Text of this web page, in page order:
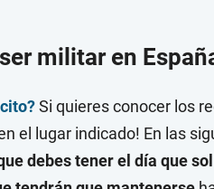
militar en
Si quieres conocer los
el lugar indicado! En las
debes tener el día que